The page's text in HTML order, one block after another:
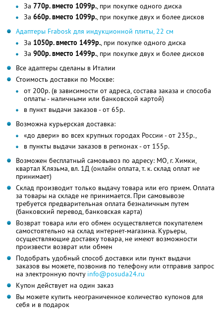
За 770р. вместо 1099р., при покупке одного диска
За 660р. вместо 1099р., при покупке двух и более дисков
Адаптеры Frabosk для индукционной плиты, 22 см
За 1050р. вместо 1499р., при покупке одного диска
За 900р. вместо 1499р., при покупке двух и более дисков
Все адаптеры сделаны в Италии
Стоимость доставки по Москве:
от 200р. (в зависимости от адреса, состава заказа и способа
оплаты - наличными или банковской картой)
в пункт выдачи заказов - от 65р.
Возможна курьерская доставка:
«до двери» во всех крупных городах России - от 235р.,
в пункты выдачи заказов в регионах - от 155р.
Возможен бесплатный самовывоз по адресу: МО, г. Химки,
квартал Клязьма, вл. 1Д (онлайн оплата, т. к. склад оплат не
принимает)
Склад производит только выдачу товара или его прием. Оплата
за товары на складе не принимается. При самовывозе
требуется предварительная оплата безналичным путем
(банковский перевод, банковская карта)
Возврат товара или его обмен осуществляется покупателем
самостоятельно на склад интернет-магазина. Курьеры,
осуществляющие доставку товара, не имеют возможности
произвести возврат или обмен
Подобрать удобный способ доставки или пункт выдачи
заказов вы можете, позвонив по телефону или отправив запрос
на электронную почту info@posuda24.ru
Купон действует на один заказ
Вы можете купить неограниченное количество купонов для
себя и в подарок